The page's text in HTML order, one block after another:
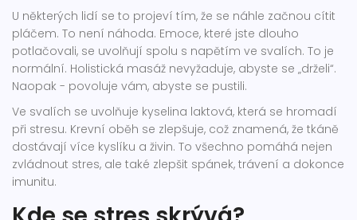
U některých lidí se to projeví tím, že se náhle začnou cítit
pláčem. To není náhoda. Emoce, které jste dlouho
potlačovali, se uvolňují spolu s napětím ve svalích. To je
normální. Holistická masáž nevyžaduje, abyste se „drželi“.
Naopak - povoluje vám, abyste se pustili.
Ve svalích se uvolňuje kyselina laktová, která se hromadí
při stresu. Krevní oběh se zlepšuje, což znamená, že tkáně
dostávají více kyslíku a živin. To všechno pomáhá nejen
zvládnout stres, ale také zlepšit spánek, trávení a dokonce
imunitu.